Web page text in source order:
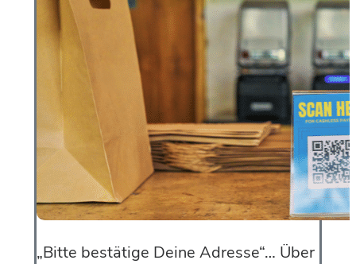
„Bitte bestätige Deine Adresse“… Über